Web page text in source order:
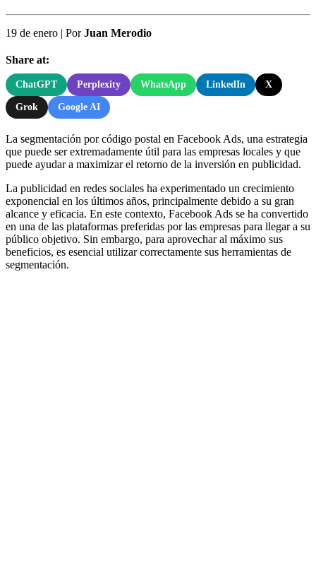
19 de enero | PorJuan Merodio
Share at:
ChatGPT Perplexity WhatsApp LinkedIn X
Grok Google AI
La segmentación por código postal en Facebook Ads, una estrategia
que puede ser extremadamente útil para las empresas locales y que
puede ayudar a maximizar el retorno de la inversión en publicidad.
La publicidad en redes sociales ha experimentado un crecimiento
exponencial en los últimos años, principalmente debido a su gran
alcance y eficacia. En este contexto, Facebook Ads se ha convertido
en una de las plataformas preferidas por las empresas para llegar a su
público objetivo. Sin embargo, para aprovechar al máximo sus
beneficios, es esencial utilizar correctamente sus herramientas de
segmentación.